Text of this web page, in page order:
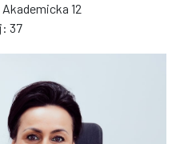
Akademicka 12
37